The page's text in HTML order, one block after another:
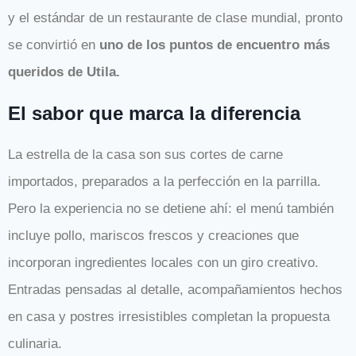
y el estándar de un restaurante de clase mundial, pronto
se convirtió en uno de los puntos de encuentro más
queridos de Utila.
El sabor que marca la diferencia
La estrella de la casa son sus cortes de carne
importados, preparados a la perfección en la parrilla.
Pero la experiencia no se detiene ahí: el menú también
incluye pollo, mariscos frescos y creaciones que
incorporan ingredientes locales con un giro creativo.
Entradas pensadas al detalle, acompañamientos hechos
en casa y postres irresistibles completan la propuesta
culinaria.